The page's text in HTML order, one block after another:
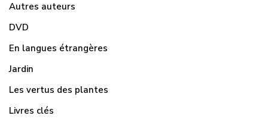
Autres auteurs
DVD
En langues étrangères
Jardin
Les vertus des plantes
Livres clés